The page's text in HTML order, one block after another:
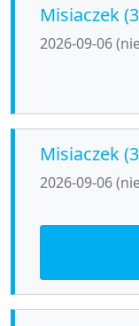
Misiaczek
2026-09-06
Misiaczek
2026-09-06